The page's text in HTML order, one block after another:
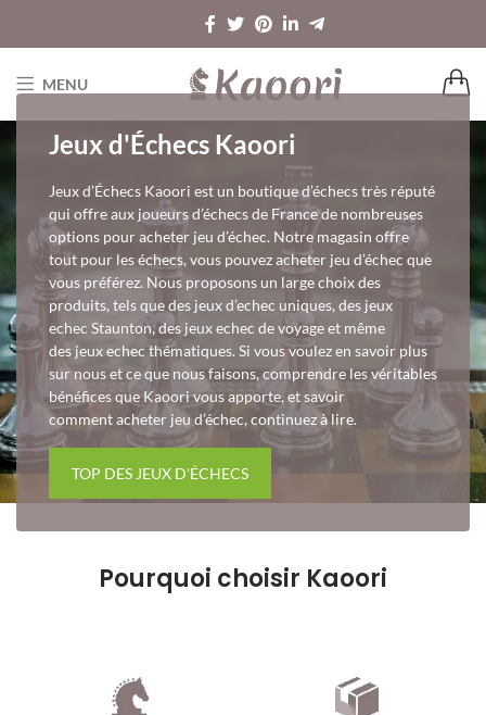
MENU
Jeux d'Échecs Kaoori
Jeux d’Échecs Kaoori est un boutique d’échecs très réputé
qui offre aux joueurs d’échecs de France de nombreuses
options pour acheter jeu d’échec. Notre magasin offre
tout pour les échecs, vous pouvez acheter jeu d’échec que
vous préférez. Nous proposons un large choix des
produits, tels que des jeux d’echec uniques, des jeux
echec Staunton, des jeux echec de voyage et même
des jeux echec thématiques. Si vous voulez en savoir plus
sur nous et ce que nous faisons, comprendre les véritables
bénéfices que Kaoori vous apporte, et savoir
comment acheter jeu d’échec, continuez à lire.
TOP DES JEUX D'ÉCHECS
Pourquoi choisir Kaoori